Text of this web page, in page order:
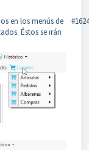
en los menús de
Éstos se irán